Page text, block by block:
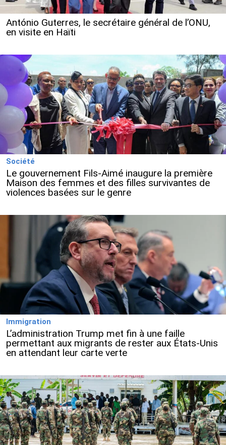
António Guterres, le secrétaire général de l’ONU,
en visite en Haïti
Société
Le gouvernement Fils-Aimé inaugure la première
Maison des femmes et des filles survivantes de
violences basées sur le genre
Immigration
L’administration Trump met fin à une faille
permettant aux migrants de rester aux États-Unis
en attendant leur carte verte